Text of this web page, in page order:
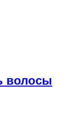
волосы